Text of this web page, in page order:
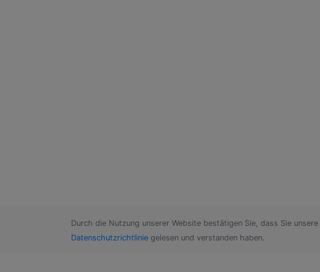
Durch die Nutzung unserer Website bestätigen Sie, dass Sie unsere
Datenschutzrichtlinie gelesen und verstanden haben.